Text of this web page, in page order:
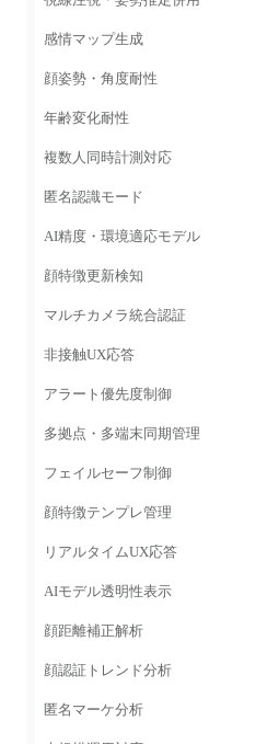
感情マップ生成
顔姿勢・角度耐性
年齢変化耐性
複数人同時計測対応
匿名認識モード
AI精度・環境適応モデル
顔特徴更新検知
マルチカメラ統合認証
非接触UX応答
アラート優先度制御
多拠点・多端末同期管理
フェイルセーフ制御
顔特徴テンプレ管理
リアルタイムUX応答
AIモデル透明性表示
顔距離補正解析
顔認証トレンド分析
匿名マーケ分析